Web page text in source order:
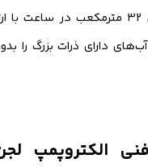
دارای ذرات بزرگ را
الکتروپمپ